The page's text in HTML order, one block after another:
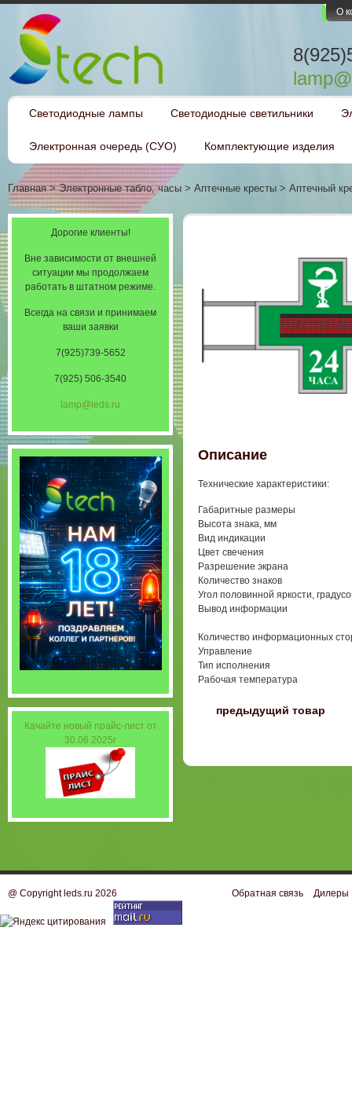
О
Светодиодные лампы Светодиодные светильники
Электронная очередь (СУО) Комплектующие изделия
Главная>Электронные табло, часы > Аптечные кресты > Аптечный
Описание
Технические характеристики:
Габаритные размеры
Высота знака, мм
Вид индикации
Цвет свечения
Разрешение экрана
Количество знаков
Угол половинной яркости,
Вывод информации
Количество информационных
Управление
Тип исполнения
Рабочая температура
предыдущий товар
Дорогие клиенты!
Вне зависимости от внешней
ситуации мы продолжаем
работать в штатном режиме.
Всегда на связи и принимаем
ваши заявки
7(925)739-5652
7(925) 506-3540
lamp@leds.ru
Качайте новый прайс-лист от
30.06.2025г
@ Copyright leds.ru 2026 Обратная связь Дилеры